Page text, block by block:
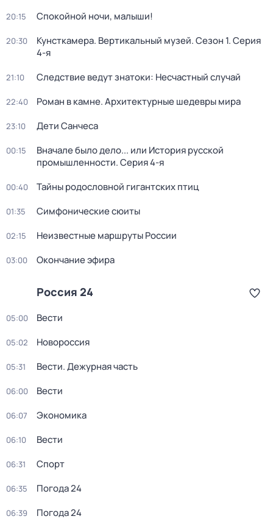
20:15 Спокойной ночи, малыши!
20:30 Кунсткамера. Вертикальный музей. Сезон 1. Серия
4-я
21:10 Следствие ведут знатоки: Несчастный случай
22:40 Роман в камне. Архитектурные шедевры мира
23:10 Дети Санчеса
00:15
Вначале было дело... или История русской
промышленности. Серия 4-я
00:40 Тайны родословной гигантских птиц
01:35 Симфонические сюиты
02:15 Неизвестные маршруты России
03:00 Окончание эфира
Россия 24
05:00 Вести
05:02 Новороссия
05:31 Вести. Дежурная часть
06:00 Вести
06:07 Экономика
06:10 Вести
06:31 Спорт
06:35 Погода 24
06:39 Погода 24